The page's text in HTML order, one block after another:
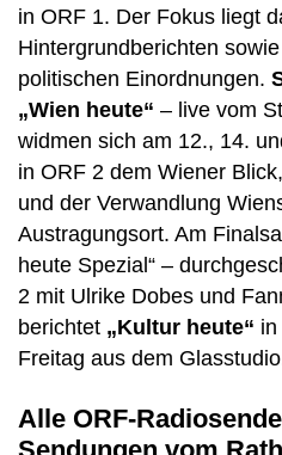
in ORF 1. Der Fokus liegt
Hintergrundberichten
politischen Einordnungen.
„Wien heute“ – live vom
widmen sich am 12., 14.
in ORF 2 dem Wiener
und der Verwandlung
Austragungsort. Am
heute Spezial“ –
2 mit Ulrike Dobes und
berichtet „Kultur heute“
Freitag aus dem
Alle ORF-